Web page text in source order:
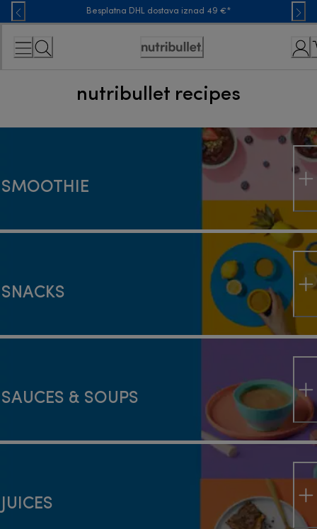
Skip
to
Content
Besplatna DHL dostava iznad 49 €*
Accessibility
nutribullet recipes
SMOOTHIE
SNACKS
SAUCES & SOUPS
JUICES